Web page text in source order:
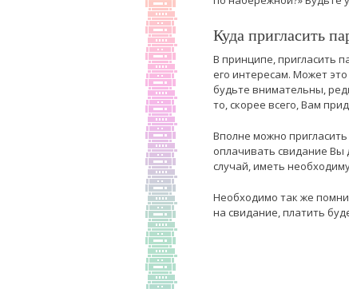
Куда пригласить
В принципе, пригласить
его интересам. Может
будьте внимательны,
то, скорее всего, Вам
Вполне можно
оплачивать свидание Вы
случай, иметь
Необходимо так же
на свидание, платить